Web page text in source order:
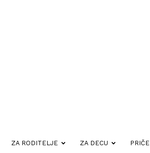
ZA RODITELJE ZA DECU PRIČE